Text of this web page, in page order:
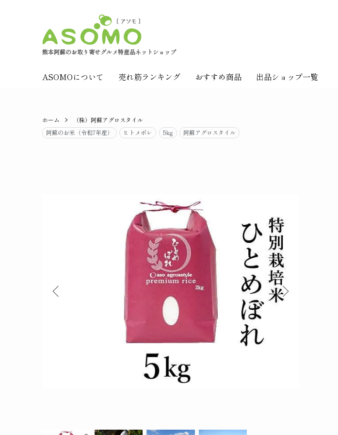
熊本阿蘇のお取り寄せグルメ特産品ネットショップ
ASOMOについて 売れ筋ランキング おすすめ商品 出品ショップ一覧
ホーム
（株）阿蘇アグロスタイル
阿蘇のお米（令和7年産）
ヒトメボレ 5kg 阿蘇アグロスタイル